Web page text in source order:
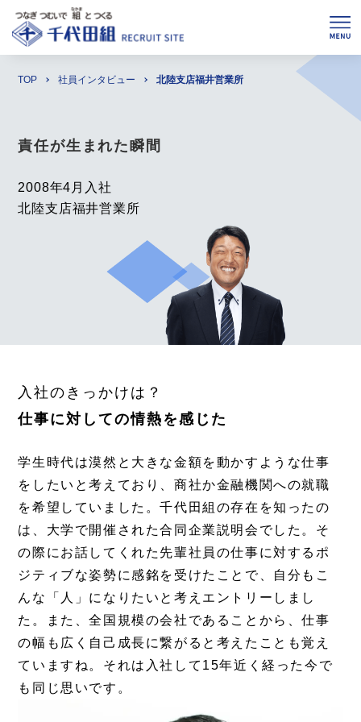
責任が生まれた瞬間
2008年4月入社
北陸支店福井営業所
TOP 社員インタビュー 北陸支店福井営業所
入社のきっかけは？
仕事に対しての情熱を感じた
学生時代は漠然と大きな金額を動かすような仕事
をしたいと考えており、商社か金融機関への就職
を希望していました。千代田組の存在を知ったの
は、大学で開催された合同企業説明会でした。そ
の際にお話してくれた先輩社員の仕事に対するポ
ジティブな姿勢に感銘を受けたことで、自分もこ
んな「人」になりたいと考えエントリーしまし
た。
また、全国規模の会社であることから、仕事
の幅も広く自己成長に繋がると考えたことも覚え
ていますね。それは入社して15年近く経った今で
も同じ思いです。